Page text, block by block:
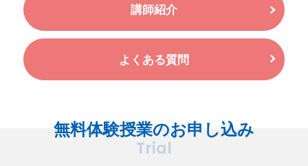
講師紹介
よくある質問
無料体験授業のお申し込み
Trial